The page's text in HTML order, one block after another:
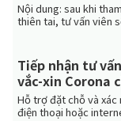
Nội dung: sau khi
thiên tai, tư vấn viên
Tiếp nhận tư
vắc-xin Corona
Hỗ trợ đặt chỗ và xác
điện thoại hoặc